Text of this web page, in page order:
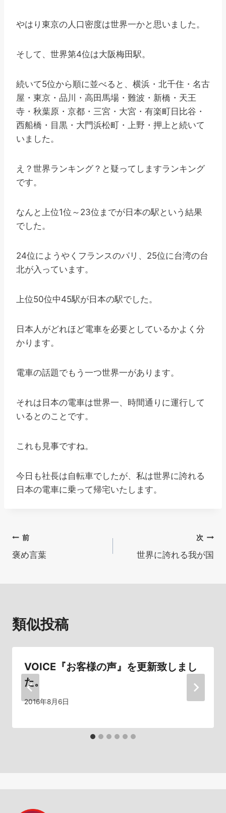
やはり東京の人口密度は世界一かと思いました。
そして、世界第4位は大阪梅田駅。
続いて5位から順に並べると、横浜・北千住・名古
屋・東京・品川・高田馬場・難波・新橋・天王
寺・秋葉原・京都・三宮・大宮・有楽町日比谷・
西船橋・目黒・大門浜松町・上野・押上と続いて
いました。
え？世界ランキング？と疑ってしますランキング
です。
なんと上位1位～23位までが日本の駅という結果
でした。
24位にようやくフランスのパリ、25位に台湾の台
北が入っています。
上位50位中45駅が日本の駅でした。
日本人がどれほど電車を必要としているかよく分
かります。
電車の話題でもう一つ世界一があります。
それは日本の電車は世界一、時間通りに運行して
いるとのことです。
これも見事ですね。
今日も社長は自転車でしたが、私は世界に誇れる
日本の電車に乗って帰宅いたします。
投
稿
ゲ
ー
シ
ョ
前
褒め言葉
次
世界に誇れる我が国
類似投稿
VOICE『お客様の声』を更新致しまし
た。
2016年8月6日